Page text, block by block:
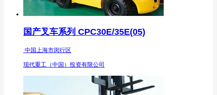
国产叉车系列 CPC30E/35E(05)
中国上海市闵行区
现代重工（中国）投资有限公司